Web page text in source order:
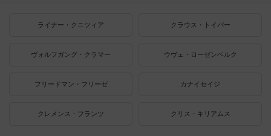
ライナー・クニツィア クラウス・トイバー
ヴォルフガング・クラマー ウヴェ・ローゼンベルク
フリードマン・フリーゼ カナイセイジ
クレメンス・フランツ クリス・キリアムス